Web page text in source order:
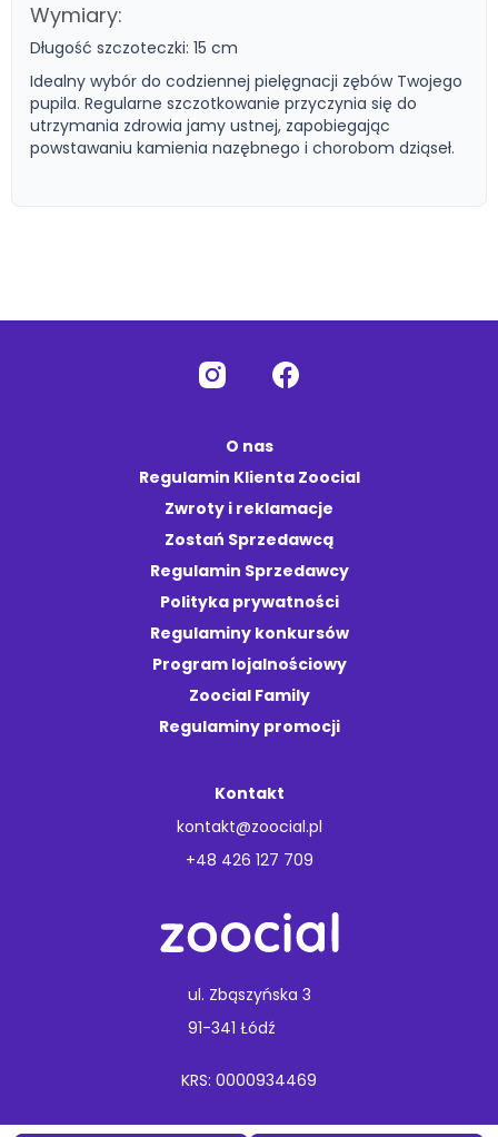
Wymiary:
Długość szczoteczki: 15 cm
Idealny wybór do codziennej pielęgnacji zębów Twojego
pupila. Regularne szczotkowanie przyczynia się do
utrzymania zdrowia jamy ustnej, zapobiegając
powstawaniu kamienia nazębnego i chorobom dziąseł.
O nas
Regulamin Klienta Zoocial
Zwroty i reklamacje
Zostań Sprzedawcą
Regulamin Sprzedawcy
Polityka prywatności
Regulaminy konkursów
Program lojalnościowy
Zoocial Family
Regulaminy promocji
Kontakt
kontakt@zoocial.pl
+48 426 127 709
ul. Zbąszyńska 3
91-341 Łódź
KRS: 0000934469
Copyright © 2026 Animal Care.